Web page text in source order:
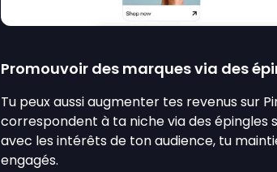
Promouvoir des marques via des
Tu peux aussi augmenter tes revenus sur
correspondent à ta niche via des épingles
avec les intérêts de ton audience, tu
engagés.